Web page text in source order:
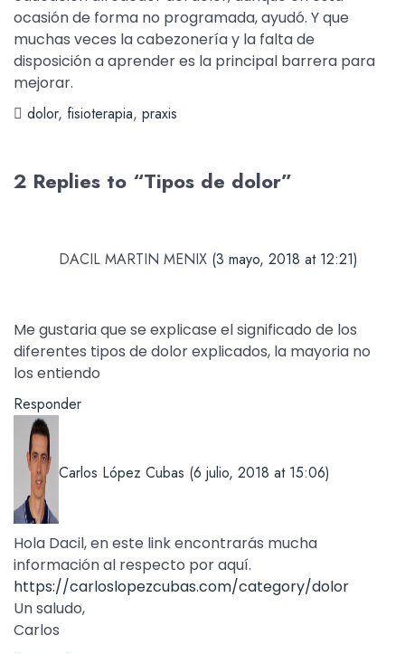
ocasión de forma no programada, ayudó. Y que
muchas veces la cabezonería y la falta de
disposición a aprender es la principal barrera para
mejorar.
dolor, fisioterapia, praxis
2 Replies to “Tipos de dolor”
DACIL MARTIN MENIX (3 mayo, 2018 at 12:21)
Me gustaria que se explicase el significado de los
diferentes tipos de dolor explicados, la mayoria no
los entiendo
Responder
Carlos López Cubas (6 julio, 2018 at 15:06)
Hola Dacil, en este link encontrarás mucha
información al respecto por aquí.
https://carloslopezcubas.com/category/dolor
Un saludo,
Carlos